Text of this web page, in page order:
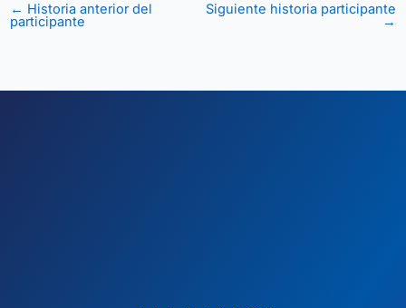
← Historia anterior del
participante
Siguiente historia participante
→